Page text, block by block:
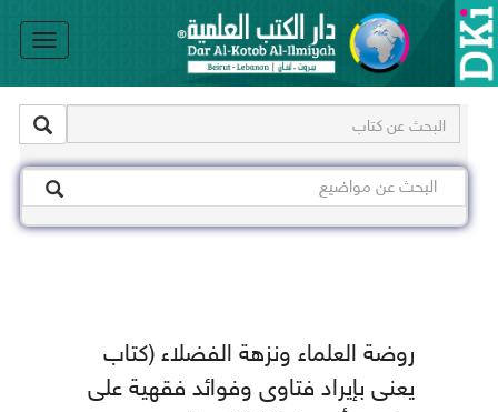
روضة العلماء ونزهة الفضلاء (كتاب
يعنى بإيراد فتاوى وفوائد فقهية على